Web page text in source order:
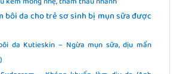
bôi da cho trẻ sơ sinh bị mụn sữa được
da Kutieskin – Ngừa mụn sữa, dịu mẩn